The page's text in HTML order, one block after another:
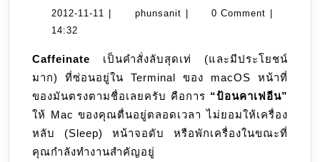
คืน
ด้วย
Caffeinate
2012-11-11 2012- phunsanit phunsanit0 Comment
14:32
Caffeinate เป็นคำสั่งลับสุดเท่ (และมีประโยชน์
มาก) ที่ซ่อนอยู่ใน Terminal ของ macOS หน้าที่
ของมันตรงตามชื่อเลยครับ คือการ “ป้อนคาเฟอีน”
ให้ Mac ของคุณตื่นอยู่ตลอดเวลา ไม่ยอมให้เครื่อง
หลับ (Sleep) หน้าจอดับ หรือพักเครื่องในขณะที่
คุณกำลังทำงานสำคัญอยู่